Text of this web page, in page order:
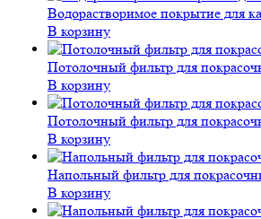
Водорастворимое покрытие для
В корзину
Потолочный фильтр для
В корзину
Потолочный фильтр для
В корзину
Напольный фильтр для
В корзину